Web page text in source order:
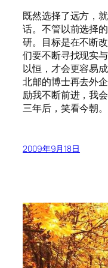
既然选择了远方，
话。不管以前选择
研。目标是在不断
们要不断寻找现实
以恒，才会更容易
北邮的博士再去外
励我不断前进，我
三年后，笑看今朝。
2009年9月18日